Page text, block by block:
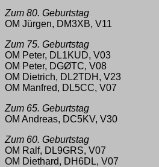
Zum 80. Geburtstag
OM Jürgen, DM3XB, V11
Zum 75. Geburtstag
OM Peter, DL1KUD, V03
OM Peter, DGØTC, V08
OM Dietrich, DL2TDH, V23
OM Manfred, DL5CC, V07
Zum 65. Geburtstag
OM Andreas, DC5KV, V30
Zum 60. Geburtstag
OM Ralf, DL9GRS, V07
OM Diethard, DH6DL, V07